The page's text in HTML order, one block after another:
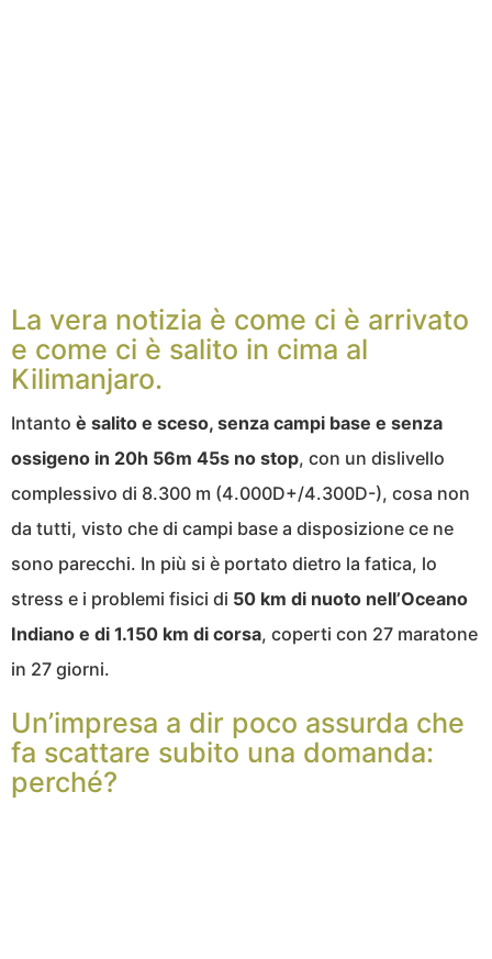
La vera notizia è come ci è arrivato
e come ci è salito in cima al
Kilimanjaro.
Intanto è salito e sceso, senza campi base e senza
ossigeno in 20h 56m 45s no stop, con un dislivello
complessivo di 8.300 m (4.000D+/4.300D-), cosa non
da tutti, visto che di campi base a disposizione ce ne
sono parecchi. In più si è portato dietro la fatica, lo
stress e i problemi fisici di 50 km di nuoto nell’Oceano
Indiano e di 1.150 km di corsa, coperti con 27 maratone
in 27 giorni.
Un’impresa a dir poco assurda che
fa scattare subito una domanda:
perché?